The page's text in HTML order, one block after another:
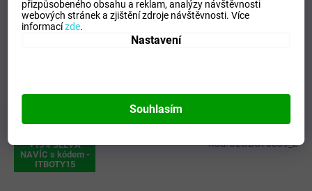
přizpůsobeného obsahu a reklam, analýzy návštěvnosti
webových stránek a zjištění zdroje návštěvnosti.Více
informacízde.
Nastavení
Souhlasím
Mohlo by se vám líbit
+15% SLEVA
NAVÍC s kódem -
ITBOTY15
Kód:J2GBC70809_L
EAN:
Zvolte variantu
Tipo Mdelo:
90% POLYESTER - 10% ELASTAN